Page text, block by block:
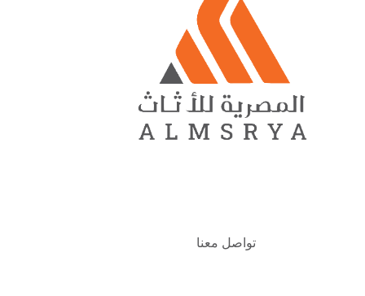
تواصل معنا